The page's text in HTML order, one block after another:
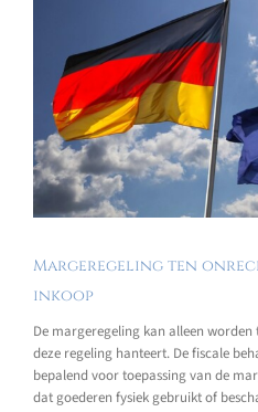
Margeregeling ten
inkoop
De margeregeling kan alleen
deze regeling hanteert. De fiscale
bepalend voor toepassing van de
dat goederen fysiek gebruikt of